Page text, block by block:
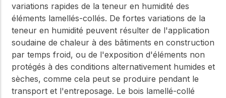
variations rapides de la teneur en humidité des
éléments lamellés-collés. De fortes variations de la
teneur en humidité peuvent résulter de l'application
soudaine de chaleur à des bâtiments en construction
par temps froid, ou de l'exposition d'éléments non
protégés à des conditions alternativement humides et
sèches, comme cela peut se produire pendant le
transport et l'entreposage. Le bois lamellé-collé